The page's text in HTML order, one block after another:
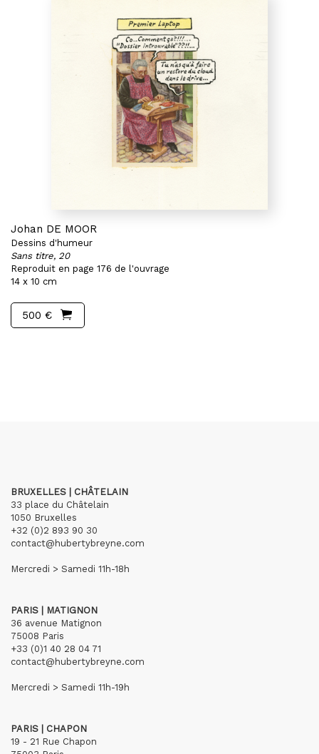
Johan DE MOOR
Dessins d'humeur
Sans titre, 20
Reproduit en page 176 de l'ouvrage
14 x 10 cm
500 €
BRUXELLES | CHÂTELAIN
33 place du Châtelain
1050 Bruxelles
+32 (0)2 893 90 30
contact@hubertybreyne.com
Mercredi > Samedi 11h-18h
PARIS | MATIGNON
36 avenue Matignon
75008 Paris
+33 (0)1 40 28 04 71
contact@hubertybreyne.com
Mercredi > Samedi 11h-19h
PARIS | CHAPON
19 - 21 Rue Chapon